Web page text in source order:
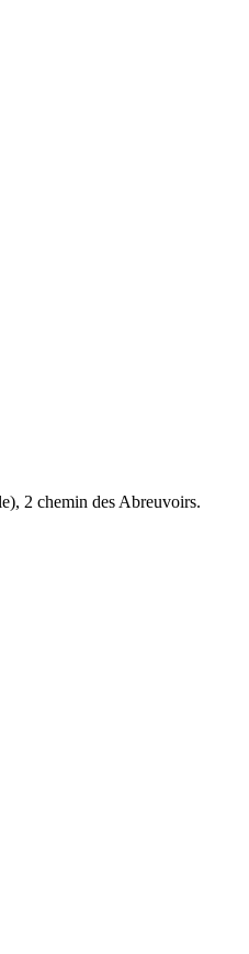
2 chemin des Abreuvoirs.